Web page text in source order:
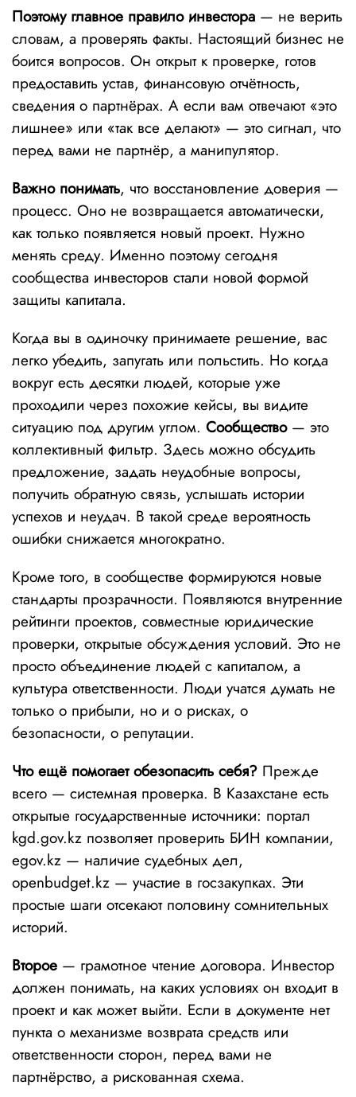
Поэтому главное правило инвестора — не верить
словам, а проверять факты. Настоящий бизнес не
боится вопросов. Он открыт к проверке, готов
предоставить устав, финансовую отчётность,
сведения о партнёрах. А если вам отвечают «это
лишнее» или «так все делают» — это сигнал, что
перед вами не партнёр, а манипулятор.
Важно понимать, что восстановление доверия —
процесс. Оно не возвращается автоматически,
как только появляется новый проект. Нужно
менять среду. Именно поэтому сегодня
сообщества инвесторов стали новой формой
защиты капитала.
Когда вы в одиночку принимаете решение, вас
легко убедить, запугать или польстить. Но когда
вокруг есть десятки людей, которые уже
проходили через похожие кейсы, вы видите
ситуацию под другим углом. Сообщество— это
коллективный фильтр. Здесь можно обсудить
предложение, задать неудобные вопросы,
получить обратную связь, услышать истории
успехов и неудач. В такой среде вероятность
ошибки снижается многократно.
Кроме того, в сообществе формируются новые
стандарты прозрачности. Появляются внутренние
рейтинги проектов, совместные юридические
проверки, открытые обсуждения условий. Это не
просто объединение людей с капиталом, а
культура ответственности. Люди учатся думать не
только о прибыли, но и о рисках, о
безопасности, о репутации.
Что ещё помогает обезопасить себя? Прежде
всего — системная проверка. В Казахстане есть
открытые государственные источники: портал
kgd.gov.kz позволяет проверить БИН компании,
egov.kz — наличие судебных дел,
openbudget.kz — участие в госзакупках. Эти
простые шаги отсекают половину сомнительных
историй.
Второе — грамотное чтение договора. Инвестор
должен понимать, на каких условиях он входит в
проект и как может выйти. Если в документе нет
пункта о механизме возврата средств или
ответственности сторон, перед вами не
партнёрство, а рискованная схема.